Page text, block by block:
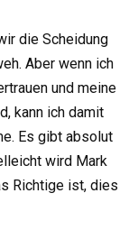
die Scheidung
Aber wenn ich
und meine
kann ich damit
Es gibt absolut
wird Mark
Richtige ist, dies